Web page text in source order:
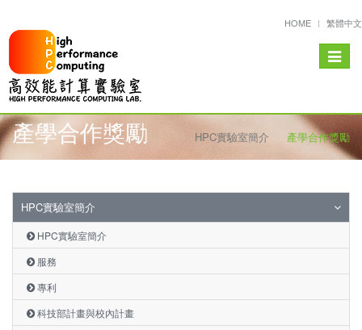
HOME 繁體中文
Toggle
產學合作獎勵 HPC實驗室簡介 產學合作獎勵
HPC實驗室簡介
HPC實驗室簡介
服務
專利
科技部計畫與校內計畫